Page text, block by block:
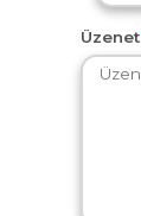
Üzenet